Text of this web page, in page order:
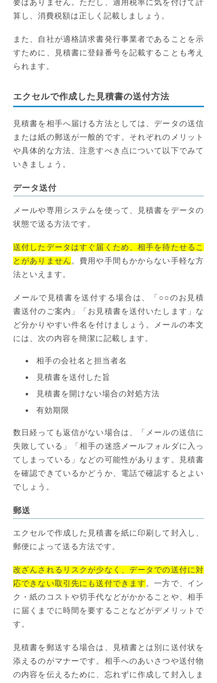
要はありません。ただし、適用税率に気を付けて計
算し、消費税額は正しく記載しましょう。
また、自社が適格請求書発行事業者であることを示
すために、見積書に登録番号を記載することも考え
られます。
エクセルで作成した見積書の送付方法
見積書を相手へ届ける方法としては、データの送信
または紙の郵送が一般的です。それぞれのメリット
や具体的な方法、注意すべき点について以下でみて
いきましょう。
データ送付
メールや専用システムを使って、見積書をデータの
状態で送る方法です。
送付したデータはすぐ届くため、相手を待たせるこ
とがありません 。費用や手間もかからない手軽な方
法といえます。
メールで見積書を送付する場合は、「○○のお見積
書送付のご案内」「お見積書を送付いたします」な
ど分かりやすい件名を付けましょう。メールの本文
には、次の内容を簡潔に記載します。
相手の会社名と担当者名
見積書を送付した旨
見積書を開けない場合の対処方法
有効期限
数日経っても返信がない場合は、「メールの送信に
失敗している」「相手の迷惑メールフォルダに入っ
てしまっている」などの可能性があります。見積書
を確認できているかどうか、電話で確認するとよい
でしょう。
郵送
エクセルで作成した見積書を紙に印刷して封入し、
郵便によって送る方法です。
改ざんされるリスクが少なく、データでの送付に対
応できない取引先にも送付できます 。一方で、イン
ク・紙のコストや切手代などがかかることや、相手
に届くまでに時間を要することなどがデメリットで
す。
見積書を郵送する場合は、見積書とは別に送付状を
添えるのがマナーです。相手へのあいさつや送付物
の内容を伝えるために、忘れずに作成して封入しま